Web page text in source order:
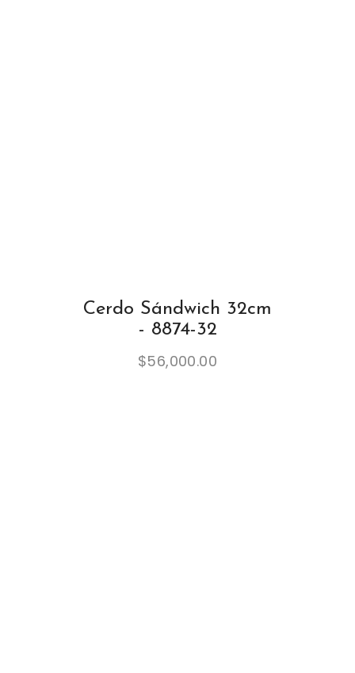
Cerdo Sándwich 32cm
- 8874-32
$56,000.00